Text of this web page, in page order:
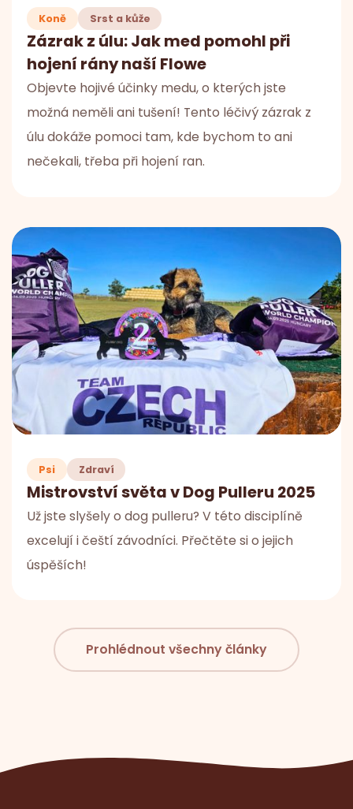
Koně Srst a kůže
Zázrak z úlu: Jak med pomohl při
hojení rány naší Flowe
Objevte hojivé účinky medu, o kterých jste
možná neměli ani tušení! Tento léčivý zázrak z
úlu dokáže pomoci tam, kde bychom to ani
nečekali, třeba při hojení ran.
Psi Zdraví
Mistrovství světa v Dog Pulleru 2025
Už jste slyšely o dog pulleru? V této disciplíně
excelují i čeští závodníci. Přečtěte si o jejich
úspěších!
Prohlédnout všechny články